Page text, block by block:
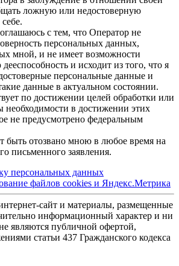
ложную или недостоверную
с тем, что Оператор не
персональных данных,
мной, и не имеет возможности
и исходит из того, что я
персональные данные и
данные в актуальном состоянии.
по достижении целей обработки или
необходимости в достижении этих
не предусмотрено федеральным
быть отозвано мною в любое время на
письменного заявления.
персональных данных
файлов cookies и Яндекс.Метрика
сайт и материалы, размещенные
информационный характер и ни
являются публичной офертой,
статьи 437 Гражданского кодекса